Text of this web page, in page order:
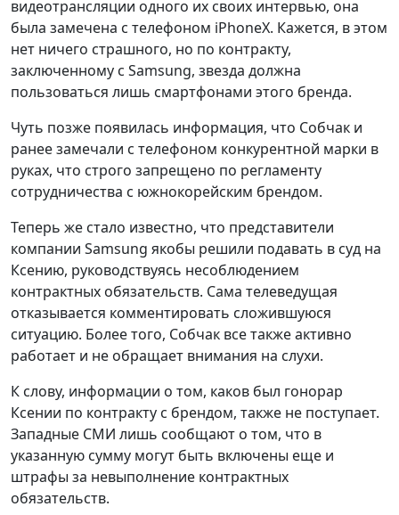
видеотрансляции одного их своих интервью, она
была замечена с телефоном iPhoneX. Кажется, в этом
нет ничего страшного, но по контракту,
заключенному с Samsung, звезда должна
пользоваться лишь смартфонами этого бренда.
Чуть позже появилась информация, что Собчак и
ранее замечали с телефоном конкурентной марки в
руках, что строго запрещено по регламенту
сотрудничества с южнокорейским брендом.
Теперь же стало известно, что представители
компании Samsung якобы решили подавать в суд на
Ксению, руководствуясь несоблюдением
контрактных обязательств. Сама телеведущая
отказывается комментировать сложившуюся
ситуацию. Более того, Собчак все также активно
работает и не обращает внимания на слухи.
К слову, информации о том, каков был гонорар
Ксении по контракту с брендом, также не поступает.
Западные СМИ лишь сообщают о том, что в
указанную сумму могут быть включены еще и
штрафы за невыполнение контрактных
обязательств.